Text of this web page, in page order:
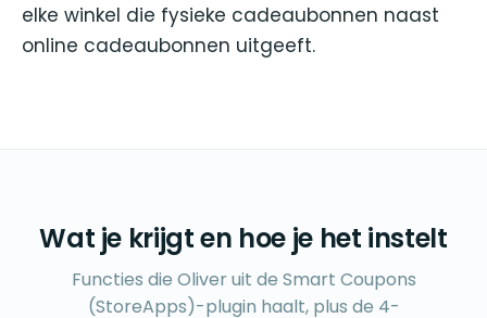
elke winkel die fysieke cadeaubonnen naast
online cadeaubonnen uitgeeft.
Wat je krijgt en hoe je het instelt
Functies die Oliver uit de Smart Coupons
(StoreApps)-plugin haalt, plus de 4-